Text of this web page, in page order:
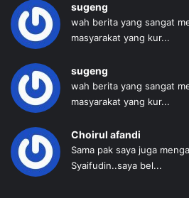
sugeng
wah berita yang sangat
masyarakat yang kur...
sugeng
wah berita yang sangat
masyarakat yang kur...
Choirul afandi
Sama pak saya juga
Syaifudin..saya bel...